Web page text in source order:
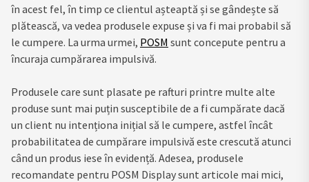
în acest fel, în timp ce clientul așteaptă și se gândește să
plătească, va vedea produsele expuse și va fi mai probabil să
le cumpere. La urma urmei, POSM sunt concepute pentru a
încuraja cumpărarea impulsivă.
Produsele care sunt plasate pe rafturi printre multe alte
produse sunt mai puțin susceptibile de a fi cumpărate dacă
un client nu intenționa inițial să le cumpere, astfel încât
probabilitatea de cumpărare impulsivă este crescută atunci
când un produs iese în evidență. Adesea, produsele
recomandate pentru POSM Display sunt articole mai mici,